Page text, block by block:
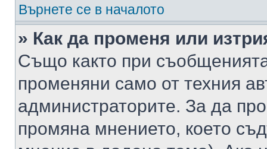
Върнете се в началото
» Как да променя или
Също както при
променяни само от техния
администраторите. За да
промяна мнението, което